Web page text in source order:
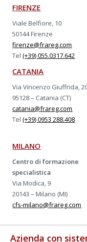
FIRENZE
Viale Belfiore, 10
50144 Firenze
firenze@frareg.com
Tel(+39) 055.0317.642
CATANIA
Via Vincenzo Giuffrida,
95128 – Catania (CT)
catania@frareg.com
Tel(+39) 0953 288.408
MILANO
Centro di formazione
specialistica
Via Modica, 9
20143 – Milano (MI)
cfs-milano@frareg.com
Azienda con